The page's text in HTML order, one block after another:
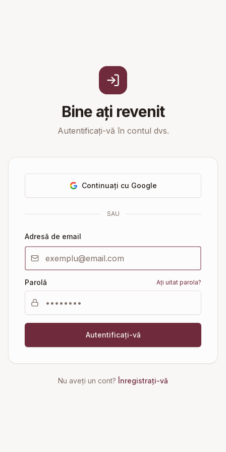
Bine ați revenit
Autentificați-vă în contul dvs.
Continuați cu Google
SAU
Adresă de email
Parolă Ați uitat parola?
Autentificați-vă
Nu aveți un cont? Înregistrați-vă